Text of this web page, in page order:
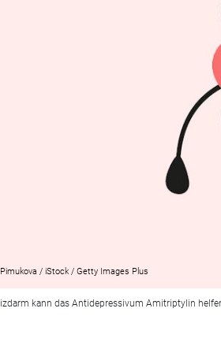
/ iStock / Getty Images Plus
kann das Antidepressivum Amitriptylin